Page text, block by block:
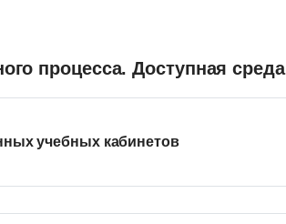
процесса. Доступная среда
учебных кабинетов